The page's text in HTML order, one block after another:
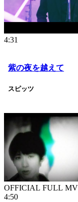
4:31
紫の夜を越えて
スピッツ
OFFICIAL FULL MV
4:50